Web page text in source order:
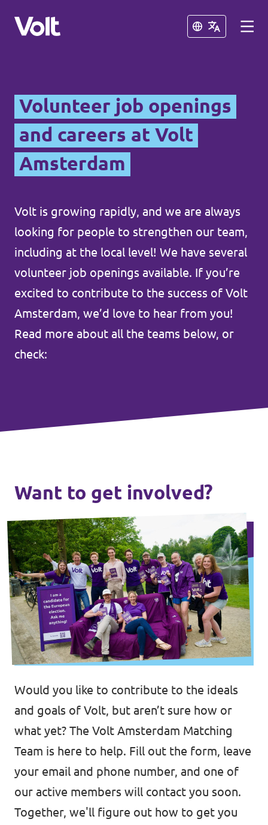
Close
English
Volt Netherlands (in Dutch)
Close
Policies
About Volt
People
News
Events
Election program
Join us!
Vacancies
Contact
Volunteer job openings
and careers at Volt
Amsterdam
Volt is growing rapidly, and we are always
looking for people to strengthen our team,
including at the local level! We have several
volunteer job openings available. If you’re
excited to contribute to the success of Volt
Amsterdam, we’d love to hear from you!
Read more about all the teams below, or
check:
Want to get involved?
Would you like to contribute to the ideals
and goals of Volt, but aren’t sure how or
what yet? The Volt Amsterdam Matching
Team is here to help. Fill out the form, leave
your email and phone number, and one of
our active members will contact you soon.
Together, we'll figure out how to get you